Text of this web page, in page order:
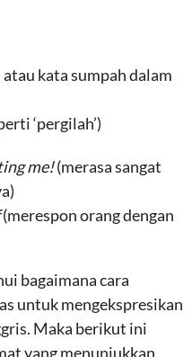
kata sumpah dalam
‘pergilah’)
me!(merasa sangat
(merespon orang dengan
bagaimana cara
untuk mengekspresikan
Maka berikut ini
yang menunjukkan